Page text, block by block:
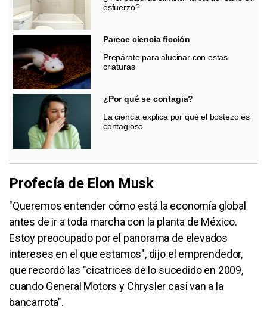
esfuerzo?
Parece ciencia ficción
Prepárate para alucinar con estas
criaturas
¿Por qué se contagia?
La ciencia explica por qué el bostezo es
contagioso
Profecía de Elon Musk
"Queremos entender cómo está la economía global
antes de ir a toda marcha con la planta de México.
Estoy preocupado por el panorama de elevados
intereses en el que estamos", dijo el emprendedor,
que recordó las "cicatrices de lo sucedido en 2009,
cuando General Motors y Chrysler casi van a la
bancarrota".